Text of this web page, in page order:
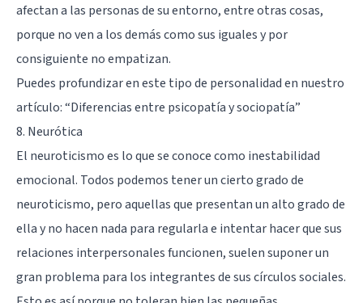
afectan a las personas de su entorno, entre otras cosas,
porque no ven a los demás como sus iguales y por
consiguiente no empatizan.
Puedes profundizar en este tipo de personalidad en nuestro
artículo: “Diferencias entre psicopatía y sociopatía”
8. Neurótica
El neuroticismo es lo que se conoce como inestabilidad
emocional. Todos podemos tener un cierto grado de
neuroticismo, pero aquellas que presentan un alto grado de
ella y no hacen nada para regularla e intentar hacer que sus
relaciones interpersonales funcionen, suelen suponer un
gran problema para los integrantes de sus círculos sociales.